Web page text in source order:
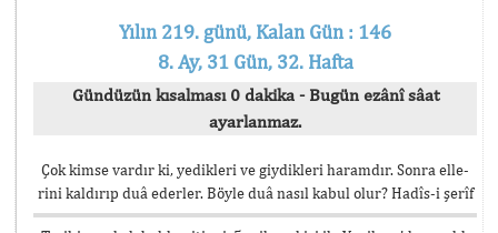
Yılın 219. günü, Kalan Gün : 146
8. Ay, 31 Gün, 32. Hafta
Gündüzün kısalması 0 dakika - Bugün ezânî sâat
ayarlanmaz.
Çok kimse vardır ki, yedikleri ve giydikleri haramdır. Sonra elle-
rini kaldırıp duâ ederler. Böyle duâ nasıl kabul olur? Hadîs-i şerîf